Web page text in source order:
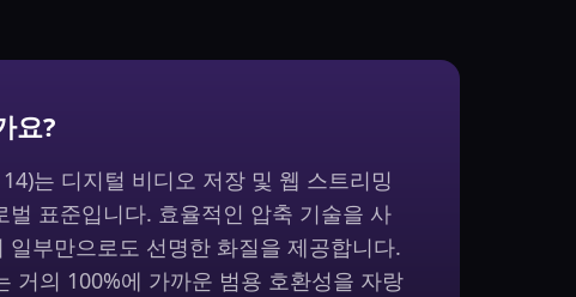
요?
는 디지털 비디오 저장 및 웹 스트리밍
벌 표준입니다. 효율적인 압축 기술을 사
일부만으로도 선명한 화질을 제공합니다.
거의 100%에 가까운 범용 호환성을 자랑